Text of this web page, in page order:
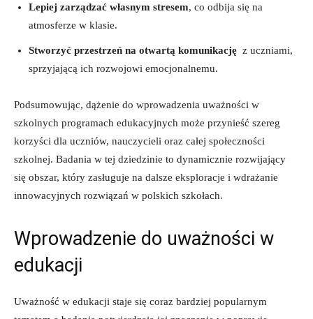
Lepiej zarządzać własnym⁤ stresem, co odbija się na
atmosferze ‍w klasie.
Stworzyć przestrzeń na otwartą‍ komunikację ⁤ z uczniami,
sprzyjającą ich rozwojowi ⁤emocjonalnemu.
Podsumowując, dążenie⁤ do ‌wprowadzenia uważności w
szkolnych programach edukacyjnych może przynieść szereg
korzyści dla uczniów, nauczycieli ‍oraz⁢ całej społeczności
szkolnej. Badania w tej dziedzinie to dynamicznie rozwijający
się obszar,⁤ który zasługuje ⁣na ‌dalsze‌ eksploracje i wdrażanie
innowacyjnych rozwiązań ​w polskich szkołach.
Wprowadzenie do uważności w⁢
edukacji
Uważność w edukacji staje się coraz ​bardziej popularnym